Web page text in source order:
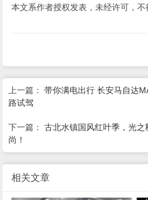
本文系作者授权发表，未经许可，不
上一篇：带你满电出行 长安马自达
路试驾
下一篇：古北水镇国风红叶季，光
尚！
相关文章